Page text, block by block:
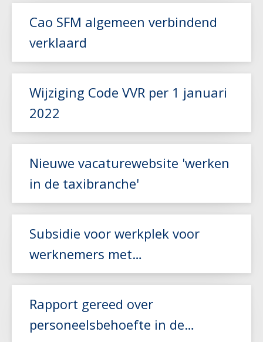
Lees meer
Lees meer
Cao SFM algemeen verbindend
verklaard
Wijziging Code VVR per 1 januari
2022
Lees meer
Nieuwe vacaturewebsite 'werken
in de taxibranche'
Subsidie voor werkplek voor
werknemers met
arbeidsbeperking
Rapport gereed over
personeelsbehoefte in de